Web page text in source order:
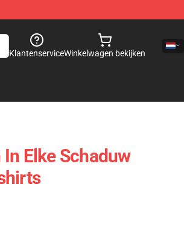
KlantenserviceWinkelwagen bekijken
Elke Schaduw